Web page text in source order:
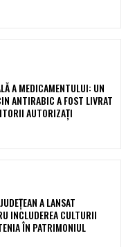
A MEDICAMENTULUI: UN
ANTIRABIC A FOST LIVRAT
AUTORIZAȚI
A LANSAT
INCLUDEREA CULTURII
ÎN PATRIMONIUL